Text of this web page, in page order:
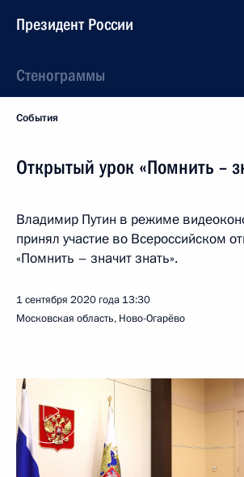
Президент России
Стенограммы
События
Открытый урок «Помнить –
Владимир Путин в режиме
принял участие во Всероссийском
«Помнить – значит знать».
1 сентября 2020 года 13:30
Московская область, Ново-Огарёво